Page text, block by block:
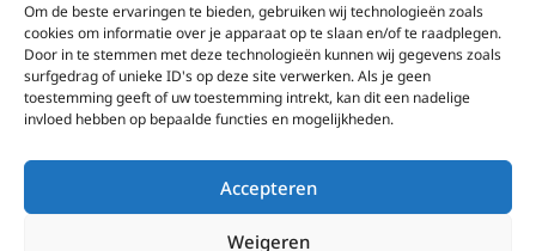
Om de beste ervaringen te bieden, gebruiken wij technologieën zoals
cookies om informatie over je apparaat op te slaan en/of te raadplegen.
Door in te stemmen met deze technologieën kunnen wij gegevens zoals
surfgedrag of unieke ID's op deze site verwerken. Als je geen
toestemming geeft of uw toestemming intrekt, kan dit een nadelige
invloed hebben op bepaalde functies en mogelijkheden.
Accepteren
Weigeren
EWTN-Team
Organisatiegegevens
Doneren
EWTN wordt uitsluitend gefinancierd door uw donaties.
Wij ontvangen bewust geen advertentie-inkomsten of